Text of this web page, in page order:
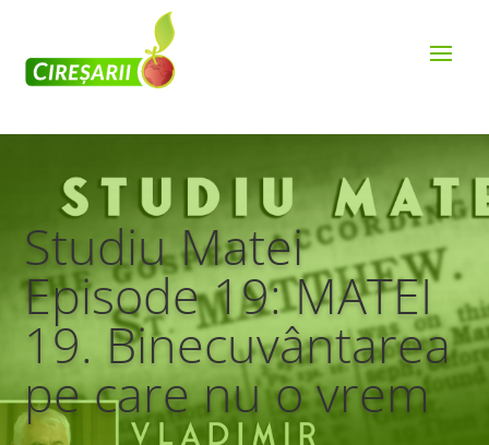
Studiu Matei
Episode 19: MATEI
19. Binecuvântarea
pe care nu o vrem